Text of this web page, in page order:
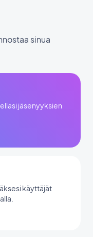
sinua
jäsenyyksien
käyttäjät